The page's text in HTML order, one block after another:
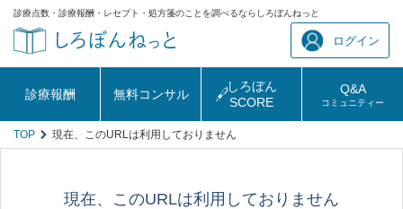
診療点数・診療報酬・レセプト・処方箋のことを調べるならしろぼんねっと
ログイン
診療報酬 無料コンサル
しろぼん
SCORE
Q&A
コミュニティー
TOP 現在、このURLは利用しておりません
現在、このURLは利用しておりません